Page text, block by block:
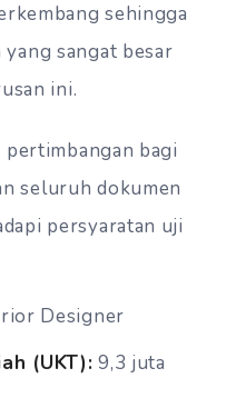
sehingga
sangat besar
ini.
bagi
seluruh dokumen
persyaratan uji
Designer
(UKT): 9,3 juta